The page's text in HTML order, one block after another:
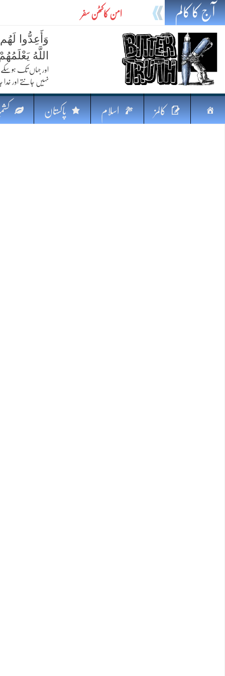
آج کا کالم امن کاکٹھن سفر
تیل،تلواراورتدبر:خلیج کی بدلتی بساط پرپاکستان
ایٹم کا نیا افق: طاقت، سیاست اور مشرقِ وسطیٰ
فکرِ اقبال اورامنِ عالم میں پاکستان کاکردار
جہاں ایک لہر دنیا بدل سکتی ہے
وَأَعِدُّوا
اللَّهُ
اور جہاں تک
نہیں جانتے اور خدا
صفحہ کالمز اسلام پاکستان